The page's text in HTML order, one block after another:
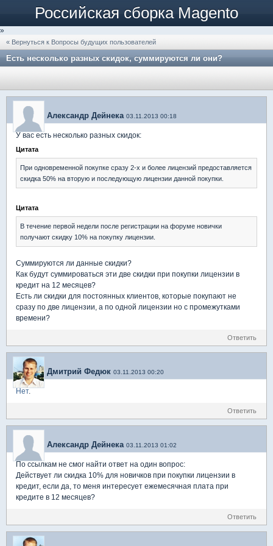
Российская сборка Magento
»
« Вернуться к Вопросы будущих пользователей
Есть несколько разных скидок, суммируются ли они?
Александр Дейнека 03.11.2013 00:18
У вас есть несколько разных скидок:
Цитата
При одновременной покупке сразу 2-х и более лицензий предоставляется
скидка 50% на вторую и последующую лицензии данной покупки.
Цитата
В течение первой недели после регистрации на форуме новички
получают скидку 10% на покупку лицензии.
Суммируются ли данные скидки?
Как будут суммироваться эти две скидки при покупки лицензии в
кредит на 12 месяцев?
Есть ли скидки для постоянных клиентов, которые покупают не
сразу по две лицензии, а по одной лицензии но с промежутками
времени?
Ответить
Дмитрий Федюк 03.11.2013 00:20
Нет.
Ответить
Александр Дейнека 03.11.2013 01:02
По ссылкам не смог найти ответ на один вопрос:
Действует ли скидка 10% для новичков при покупки лицензии в
кредит, если да, то меня интересует ежемесячная плата при
кредите в 12 месяцев?
Ответить